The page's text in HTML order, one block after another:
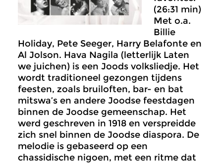
(26:31 min)
Met o.a.
Billie
Holiday, Pete Seeger, Harry Belafonte en
Al Jolson. Hava Nagila (letterlijk Laten
we juichen) is een Joods volksliedje. Het
wordt traditioneel gezongen tijdens
feesten, zoals bruiloften, bar- en bat
mitswa’s en andere Joodse feestdagen
binnen de Joodse gemeenschap. Het
werd geschreven in 1918 en verspreidde
zich snel binnen de Joodse diaspora. De
melodie is gebaseerd op een
chassidische nigoen, met een ritme dat